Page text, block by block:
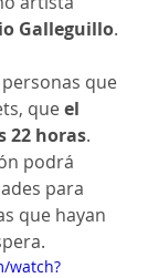
Galleguillo.
que
que el
22 horas.
podrá
para
que hayan
watch?